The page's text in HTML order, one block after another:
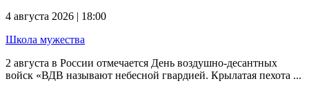
4 августа 2026 | 18:00
Школа мужества
2 августа в России отмечается День воздушно-десантных
войск «ВДВ называют небесной гвардией. Крылатая пехота ...